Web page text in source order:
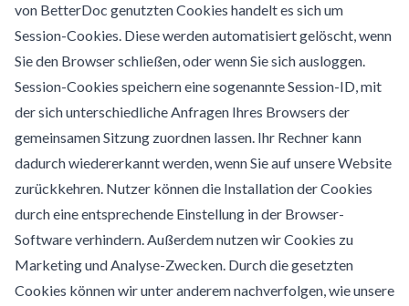
von BetterDoc genutzten Cookies handelt es sich um
Session-Cookies. Diese werden automatisiert gelöscht, wenn
Sie den Browser schließen, oder wenn Sie sich ausloggen.
Session-Cookies speichern eine sogenannte Session-ID, mit
der sich unterschiedliche Anfragen Ihres Browsers der
gemeinsamen Sitzung zuordnen lassen. Ihr Rechner kann
dadurch wiedererkannt werden, wenn Sie auf unsere Website
zurückkehren. Nutzer können die Installation der Cookies
durch eine entsprechende Einstellung in der Browser-
Software verhindern. Außerdem nutzen wir Cookies zu
Marketing und Analyse-Zwecken. Durch die gesetzten
Cookies können wir unter anderem nachverfolgen, wie unsere